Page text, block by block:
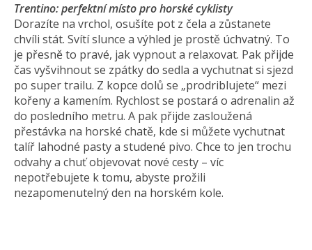
Trentino: perfektní místo pro horské cyklisty
Dorazíte na vrchol, osušíte pot z čela a zůstanete
chvíli stát. Svítí slunce a výhled je prostě úchvatný. To
je přesně to pravé, jak vypnout a relaxovat. Pak přijde
čas vyšvihnout se zpátky do sedla a vychutnat si sjezd
po super trailu. Z kopce dolů se „prodriblujete“ mezi
kořeny a kamením. Rychlost se postará o adrenalin až
do posledního metru. A pak přijde zasloužená
přestávka na horské chatě, kde si můžete vychutnat
talíř lahodné pasty a studené pivo. Chce to jen trochu
odvahy a chuť objevovat nové cesty – víc
nepotřebujete k tomu, abyste prožili
nezapomenutelný den na horském kole.